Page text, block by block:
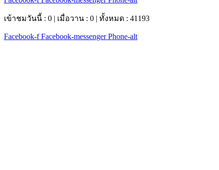
เข้าชมวันนี้ : 0 | เมื่อวาน : 0 | ทั้งหมด : 41193
Facebook-f Facebook-messenger Phone-alt